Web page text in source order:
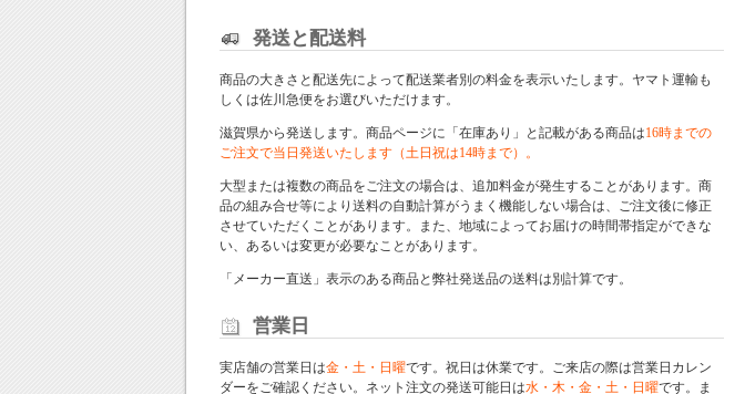
発送と配送料
商品の大きさと配送先によって配送業者別の料金を表示いたします。ヤマト運輸も
しくは佐川急便をお選びいただけます。
滋賀県から発送します。商品ページに「在庫あり」と記載がある商品は16時までの
ご注文で当日発送いたします（土日祝は14時まで）。
大型または複数の商品をご注文の場合は、追加料金が発生することがあります。商
品の組み合せ等により送料の自動計算がうまく機能しない場合は、ご注文後に修正
させていただくことがあります。また、地域によってお届けの時間帯指定ができな
い、あるいは変更が必要なことがあります。
「メーカー直送」表示のある商品と弊社発送品の送料は別計算です。
営業日
実店舗の営業日は金・土・日曜です。祝日は休業です。ご来店の際は営業日カレン
ダーをご確認ください。ネット注文の発送可能日は水・木・金・土・日曜です。ま